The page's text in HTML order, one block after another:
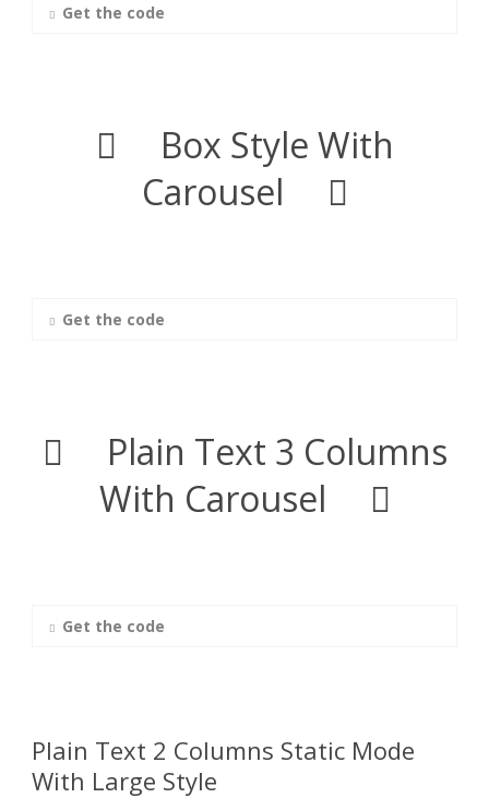
Get the code
Box Style With
Carousel
Get the code
Plain Text 3 Columns
With Carousel
Get the code
Plain Text 2 Columns Static Mode
With Large Style